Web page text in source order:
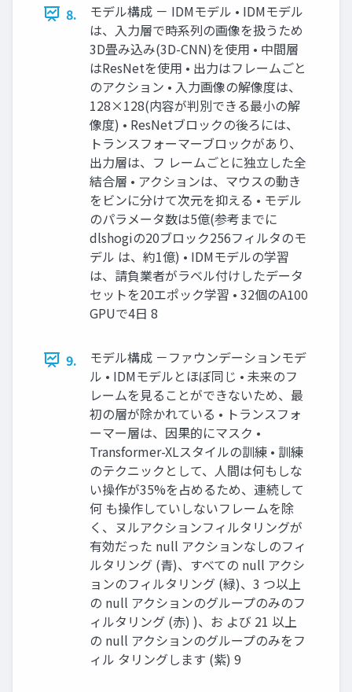
8.
モデル構成 － IDMモデル • IDMモデル
は、入力層で時系列の画像を扱うため
3D畳み込み(3D-CNN)を使用 • 中間層
はResNetを使用 • 出力はフレームごと
のアクション • 入力画像の解像度は、
128×128(内容が判別できる最小の解
像度) • ResNetブロックの後ろには、
トランスフォーマーブロックがあり、
出力層は、フ レームごとに独立した全
結合層 • アクションは、マウスの動き
をビンに分けて次元を抑える • モデル
のパラメータ数は5億(参考までに
dlshogiの20ブロック256フィルタのモ
デル は、約1億) • IDMモデルの学習
は、請負業者がラベル付けしたデータ
セットを20エポック学習 • 32個のA100
GPUで4日 8
9.
モデル構成 －ファウンデーションモデ
ル • IDMモデルとほぼ同じ • 未来のフ
レームを見ることができないため、最
初の層が除かれている • トランスフォ
ーマー層は、因果的にマスク •
Transformer-XLスタイルの訓練 • 訓練
のテクニックとして、人間は何もしな
い操作が35%を占めるため、連続して
何 も操作していしないフレームを除
く、ヌルアクションフィルタリングが
有効だった null アクションなしのフィ
ルタリング (青)、すべての null アクシ
ョンのフィルタリング (緑)、3 つ以上
の null アクションのグループのみのフ
ィルタリング (赤) )、お よび 21 以上
の null アクションのグループのみをフ
ィル タリングします (紫) 9